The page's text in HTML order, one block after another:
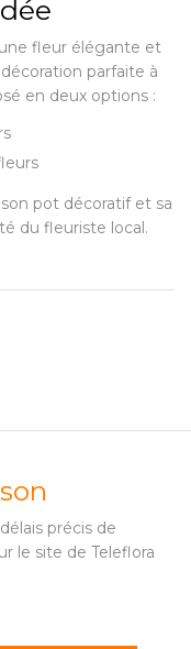
fleur élégante et
parfaite à
en deux options :
pot décoratif et sa
du fleuriste local.
précis de
le site de Teleflora